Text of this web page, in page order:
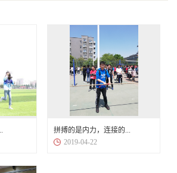
拼搏的是内力，连接的...
2019-04-22